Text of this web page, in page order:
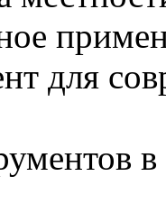
для